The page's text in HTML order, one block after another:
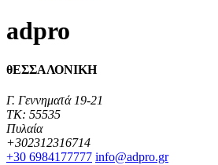
adpro
θΕΣΣΑΛΟΝΙΚΗ
Γ. Γεννηματά 19-21
TK: 55535
Πυλαία
+302312316714
+30 6984177777‬ info@adpro.gr